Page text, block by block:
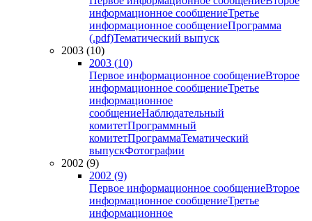
информационное сообщениеТретье
информационное сообщениеПрограмма
(.pdf)Тематический выпуск
2003 (10)
2003 (10)
Первое информационное сообщениеВторое
информационное сообщениеТретье
информационное
сообщениеНаблюдательный
комитетПрограммный
комитетПрограммаТематический
выпускФотографии
2002 (9)
2002 (9)
Первое информационное сообщениеВторое
информационное сообщениеТретье
информационное